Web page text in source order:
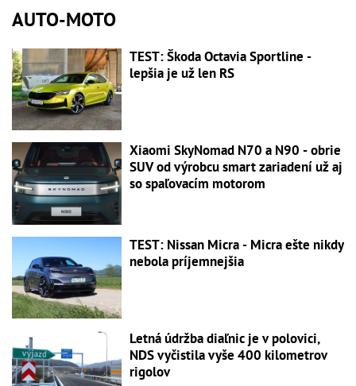
AUTO-MOTO
TEST: Škoda Octavia Sportline -
lepšia je už len RS
Xiaomi SkyNomad N70 a N90 - obrie
SUV od výrobcu smart zariadení už aj
so spaľovacím motorom
TEST: Nissan Micra - Micra ešte nikdy
nebola príjemnejšia
Letná údržba diaľnic je v polovici,
NDS vyčistila vyše 400 kilometrov
rigolov